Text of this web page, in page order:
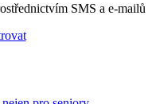
SMS a e-mailů